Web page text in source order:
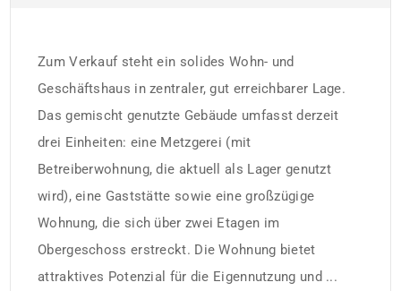
Zum Verkauf steht ein solides Wohn- und
Geschäftshaus in zentraler, gut erreichbarer Lage.
Das gemischt genutzte Gebäude umfasst derzeit
drei Einheiten: eine Metzgerei (mit
Betreiberwohnung, die aktuell als Lager genutzt
wird), eine Gaststätte sowie eine großzügige
Wohnung, die sich über zwei Etagen im
Obergeschoss erstreckt. Die Wohnung bietet
attraktives Potenzial für die Eigennutzung und ...